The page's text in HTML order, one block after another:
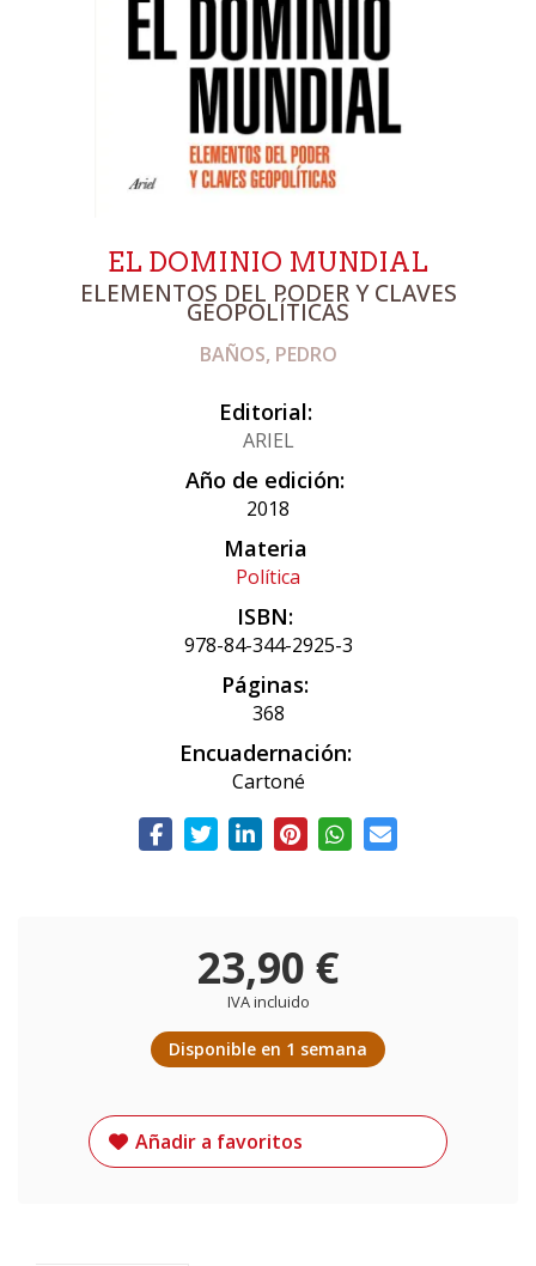
EL DOMINIO MUNDIAL
ELEMENTOS DEL PODER Y CLAVES
GEOPOLÍTICAS
BAÑOS, PEDRO
Editorial:
ARIEL
Año de edición:
2018
Materia
Política
ISBN:
978-84-344-2925-3
Páginas:
368
Encuadernación:
Cartoné
23,90 €
IVA incluido
Disponible en 1 semana
Añadir a favoritos